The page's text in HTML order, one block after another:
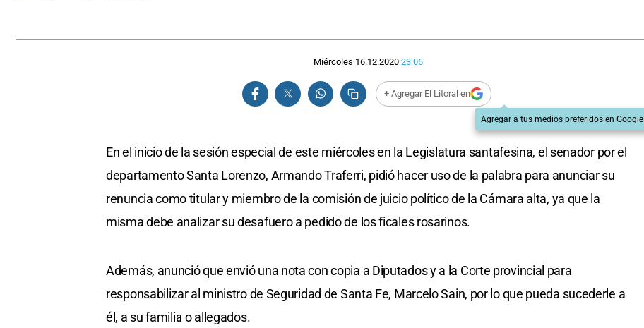
Miércoles 16.12.2020 23:06
+ Agregar El Litoral en
Agregar a tus medios preferidos en Google
En el inicio de la sesión especial de este miércoles en la Legislatura santafesina, el senador por el
departamento Santa Lorenzo, Armando Traferri, pidió hacer uso de la palabra para anunciar su
renuncia como titular y miembro de la comisión de juicio político de la Cámara alta, ya que la
misma debe analizar su desafuero a pedido de los ficales rosarinos.
Además, anunció que envió una nota con copia a Diputados y a la Corte provincial para
responsabilizar al ministro de Seguridad de Santa Fe, Marcelo Sain, por lo que pueda sucederle a
él, a su familia o allegados.